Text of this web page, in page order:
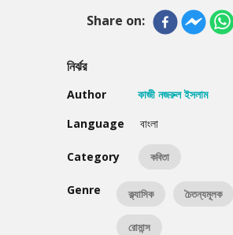
Share on:
নির্ঝর
Author
কাজী নজরুল ইসলাম
Language
বাংলা
Category কবিতা
Genre ক্ল্যাসিক চৈতন্যমূলক
রোমান্স